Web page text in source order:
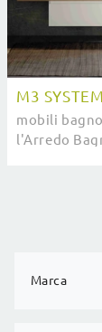
Marca
M3
mobili
l'Arredo